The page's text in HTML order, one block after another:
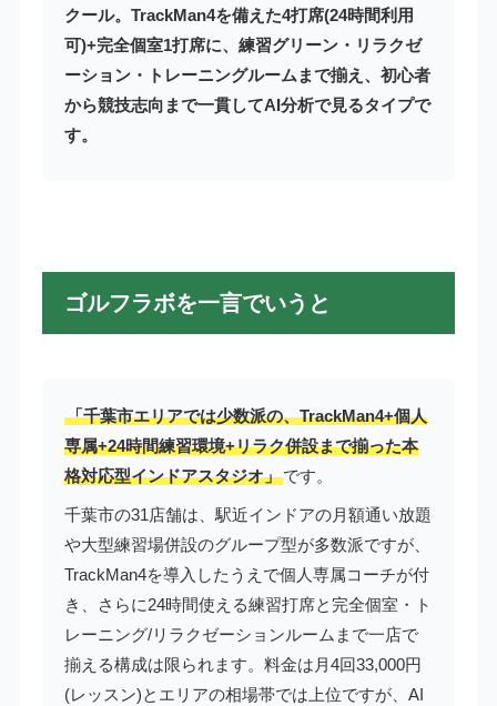
クール。TrackMan4を備えた4打席(24時間利用
可)+完全個室1打席に、練習グリーン・リラクゼ
ーション・トレーニングルームまで揃え、初心者
から競技志向まで一貫してAI分析で見るタイプで
す。
ゴルフラボを一言でいうと
「千葉市エリアでは少数派の、TrackMan4+個人
専属+24時間練習環境+リラク併設まで揃った本
格対応型インドアスタジオ」です。
千葉市の31店舗は、駅近インドアの月額通い放題
や大型練習場併設のグループ型が多数派ですが、
TrackMan4を導入したうえで個人専属コーチが付
き、さらに24時間使える練習打席と完全個室・ト
レーニング/リラクゼーションルームまで一店で
揃える構成は限られます。料金は月4回33,000円
(レッスン)とエリアの相場帯では上位ですが、AI